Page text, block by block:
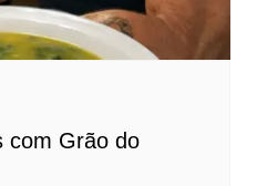
com Grão do